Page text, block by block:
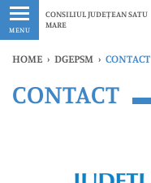
MENU
CONSILIUL JUDEȚEAN SATU
MARE
Ultimele
HOME › DGEPSM › CONTACT
Ultimele
CONTACT